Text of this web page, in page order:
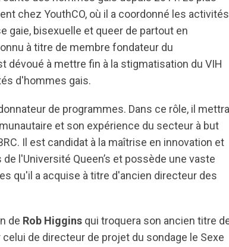
chez YouthCO, où il a coordonné les activités
gaie, bisexuelle et queer de partout en
à titre de membre fondateur du
dévoué à mettre fin à la stigmatisation du VIH
d'hommes gais.
de programmes. Dans ce rôle, il mettra
et son expérience du secteur à but
Il est candidat à la maîtrise en innovation et
l'Université Queen’s et possède une vaste
qu'il a acquise à titre d'ancien directeur des
de Rob Higgins qui troquera son ancien titre
de directeur de projet du sondage le Sexe